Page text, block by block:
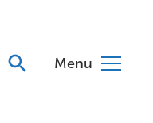
Menu